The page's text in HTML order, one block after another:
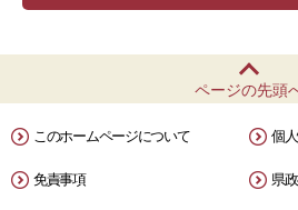
ページの先頭
このホームページについて 個
免責事項 県